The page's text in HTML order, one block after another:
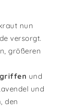
nun
versorgt.
größeren
und
und
den